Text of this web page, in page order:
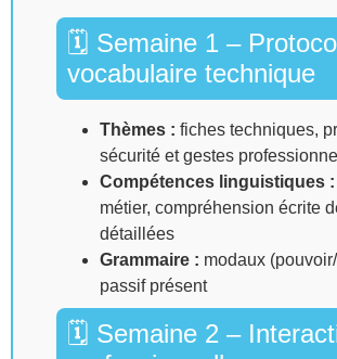
🗓 Semaine 1 –
vocabulaire technique
Thèmes : fiches techniques,
sécurité et gestes
Compétences linguistiques :
métier, compréhension écrite
détaillées
Grammaire : modaux
passif présent
🗓 Semaine 2 –